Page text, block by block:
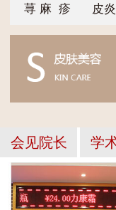
荨 麻 疹
皮炎
会见院长 学